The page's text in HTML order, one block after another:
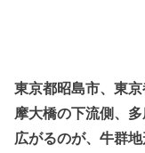
東京都昭島市、東
摩大橋の下流側、
広がるのが、牛群